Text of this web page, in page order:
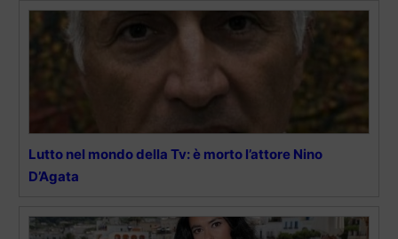
Lutto nel mondo della Tv: è morto l’attore Nino
D’Agata